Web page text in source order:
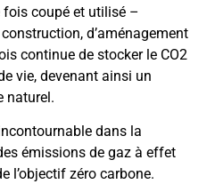
fois coupé et utilisé –
d’aménagement
continue de stocker le CO2
vie, devenant ainsi un
naturel.
dans la
émissions de gaz à effet
l’objectif zéro carbone.